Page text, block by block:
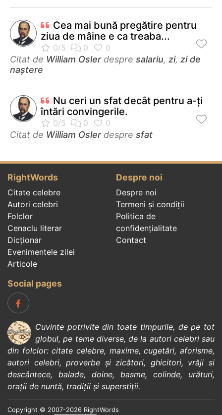
Cea mai bună pregătire pentru
ziua de mâine e ca treaba...
Citat de William Oslerdespre salariu, zi, zi de
naștere
Nu ceri un sfat decât pentru a-ţi
întări convingerile.
Citat de William Oslerdespre sfat
RightWords
Citate celebre
Autori celebri
Folclor
Cenaclu literar
Dicționar
Evenimentele zilei
Articole
Despre noi
Despre noi
Termeni și condiții
Politica de
confidenţialitate
Contact
Social pages
Cuvinte potrivite din toate timpurile, de pe tot
globul, pe teme diverse, de la autori celebrisau
din folclor:citate celebre, maxime,cugetări,aforisme,
autori celebri,proverbe și zicători, ghicitori, vrăji si
descântece, balade, doine, basme, colinde, urături,
orații de nuntă, tradiții și superstiții.
Copyright © 2007-2026 RightWords